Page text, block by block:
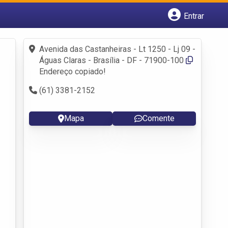
Entrar
Fazer login
Criar conta
Avenida das Castanheiras - Lt 1250 - Lj 09 -
Águas Claras - Brasília - DF - 71900-100
Endereço copiado!
(61) 3381-2152
Mapa Comente